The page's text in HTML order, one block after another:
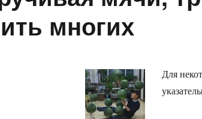
многих
Для